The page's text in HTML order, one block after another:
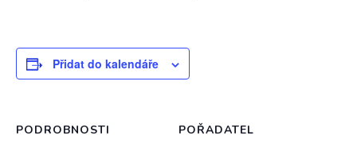
Přidat do kalendáře
PODROBNOSTI POŘADATEL